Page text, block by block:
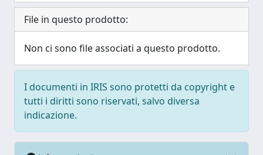
File in questo prodotto:
Non ci sono file associati a questo prodotto.
I documenti in IRIS sono protetti da copyright e
tutti i diritti sono riservati, salvo diversa
indicazione.